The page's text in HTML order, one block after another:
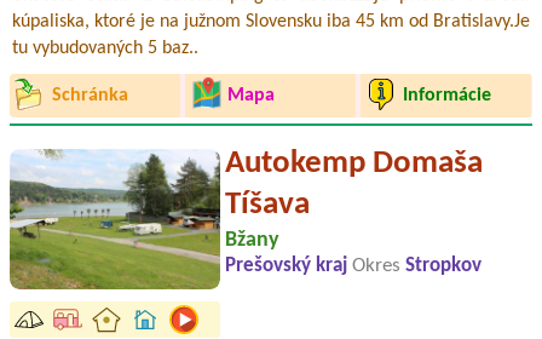
kúpaliska, ktoré je na južnom Slovensku iba 45 km od Bratislavy.Je
tu vybudovaných 5 baz..
Schránka Mapa Informácie
Autokemp Domaša
Tíšava
Bžany
Prešovský kraj Okres Stropkov